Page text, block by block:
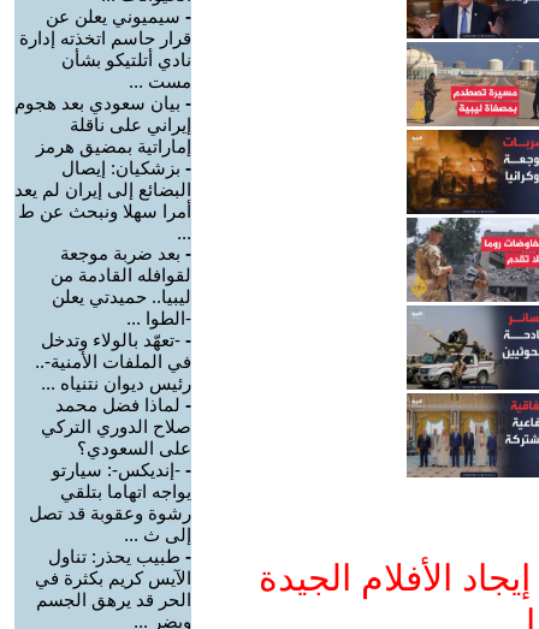
الأفلام الجيدة
- سيميوني يعلن عن
قرار حاسم اتخذته إدارة
نادي أتلتيكو بشأن
مست ...
- بيان سعودي بعد هجوم
إيراني على ناقلة
إماراتية بمضيق هرمز
- بزشكيان: إيصال
البضائع إلى إيران لم يعد
أمرا سهلا ونبحث عن ط
...
- بعد ضربة موجعة
لقوافله القادمة من
ليبيا.. حميدتي يعلن
-الطوا ...
- -تعهّد بالولاء وتدخل
في الملفات الأمنية-..
رئيس ديوان نتنياه ...
- لماذا فضل محمد
صلاح الدوري التركي
على السعودي؟
- -إنديكس-: سيارتو
يواجه اتهاما بتلقي
رشوة وعقوبة قد تصل
إلى ث ...
- طبيب يحذر: تناول
الآيس كريم بكثرة في
الحر قد يرهق الجسم
ويضر ...